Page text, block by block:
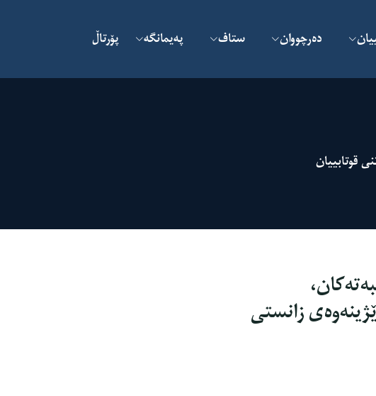
دەرچووان ستاف پەیمانگە پۆرتاڵ
قوتابییان
زانستی